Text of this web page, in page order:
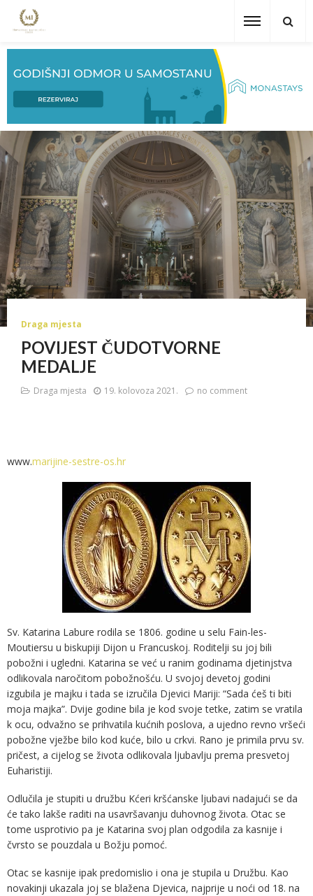
Draga mjesta
POVIJEST ČUDOTVORNE
MEDALJE
Draga mjesta 19. kolovoza 2021. no comment
www.marijine-sestre-os.hr
Sv. Katarina Labure rodila se 1806. godine u selu Fain-les-
Moutiersu u biskupiji Dijon u Francuskoj. Roditelji su joj bili
pobožni i ugledni. Katarina se već u ranim godinama djetinjstva
odlikovala naročitom pobožnošću. U svojoj devetoj godini
izgubila je majku i tada se izručila Djevici Mariji: “Sada ćeš ti biti
moja majka”. Dvije godine bila je kod svoje tetke, zatim se vratila
k ocu, odvažno se prihvatila kućnih poslova, a ujedno revno vršeći
pobožne vježbe bilo kod kuće, bilo u crkvi. Rano je primila prvu sv.
pričest, a cijelog se života odlikovala ljubavlju prema presvetoj
Euharistiji.
Odlučila je stupiti u družbu Kćeri kršćanske ljubavi nadajući se da
će tako lakše raditi na usavršavanju duhovnog života. Otac se
tome usprotivio pa je Katarina svoj plan odgodila za kasnije i
čvrsto se pouzdala u Božju pomoć.
Otac se kasnije ipak predomislio i ona je stupila u Družbu. Kao
novakinji ukazala joj se blažena Djevica, najprije u noći od 18. na